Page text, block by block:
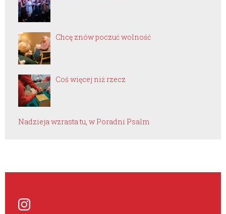
Chcę znów poczuć wolność
Coś więcej niż rzecz
Nadzieja wzrasta tu, w Poradni Psalm